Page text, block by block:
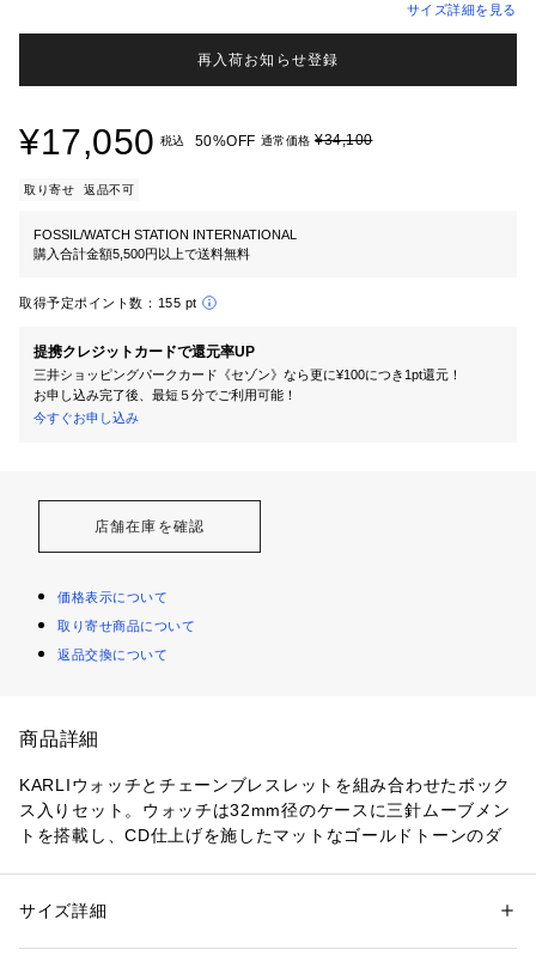
サイズ詳細を見る
再入荷お知らせ登録
¥17,050 税込 50%OFF 通常価格 ¥34,100
取り寄せ 返品不可
FOSSIL/WATCH STATION INTERNATIONAL
購入合計金額5,500円以上で送料無料
取得予定ポイント数： 155 pt
提携クレジットカードで還元率UP
三井ショッピングパークカード《セゾン》なら更に¥100につき1pt還元！
お申し込み完了後、最短５分でご利用可能！
今すぐお申し込み
店舗在庫を確認
価格表示について
取り寄せ商品について
返品交換について
商品詳細
KARLIウォッチとチェーンブレスレットを組み合わせたボック
ス入りセット。ウォッチは32mm径のケースに三針ムーブメン
トを搭載し、CD仕上げを施したマットなゴールドトーンのダ
ゴールドトーンのステンレススチール製チェーンブレスレット
性別：レディース
素材：ステンレススチール / ステンレススチール
サイズ詳細